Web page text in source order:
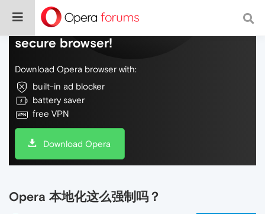
Do more on the web, with a fast and
secure browser!
Download Opera browser with:
built-in ad blocker
battery saver
free VPN
Download Opera
Opera 本地化这么强制吗？